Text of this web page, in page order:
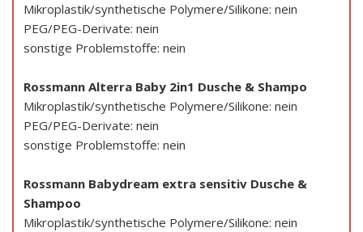
Mikroplastik/synthetische Polymere/Silikone: nein
PEG/PEG-Derivate: nein
sonstige Problemstoffe: nein
Rossmann Alterra Baby 2in1 Dusche & Shampo
Mikroplastik/synthetische Polymere/Silikone: nein
PEG/PEG-Derivate: nein
sonstige Problemstoffe: nein
Rossmann Babydream extra sensitiv Dusche &
Shampoo
Mikroplastik/synthetische Polymere/Silikone: nein